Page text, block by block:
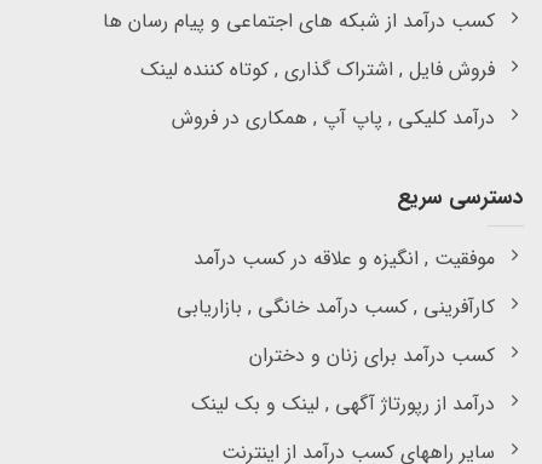
کسب درآمد از شبکه های اجتماعی و پیام رسان ها
فروش فایل , اشتراک گذاری , کوتاه کننده لینک
درآمد کلیکی , پاپ آپ , همکاری در فروش
دسترسی سریع
موفقیت , انگیزه و علاقه در کسب درآمد
کارآفرینی , کسب درآمد خانگی , بازاریابی
کسب درآمد برای زنان و دختران
درآمد از رپورتاژ آگهی , لینک و بک لینک
سایر راههای کسب درآمد از اینترنت